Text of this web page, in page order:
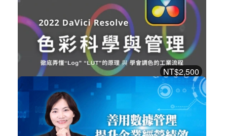
職場賦能 立即加入
購買後有效期限：課程下架時
3609
NT$2,500
色彩科學與管理
加入購物車
購買後有效期限：課程下架時
3567